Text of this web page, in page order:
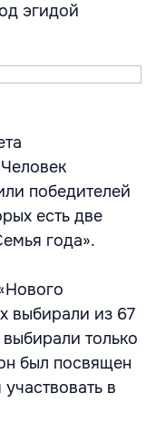
эгидой
победителей
есть две
года».
выбирали из 67
только
был посвящен
в